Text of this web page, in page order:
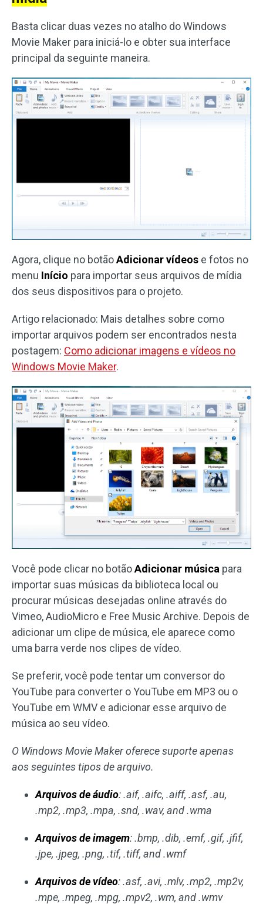
Basta clicar duas vezes no atalho do Windows
Movie Maker para iniciá-lo e obter sua interface
principal da seguinte maneira.
Agora, clique no botãoAdicionar vídeos e fotos no
menu Início para importar seus arquivos de mídia
dos seus dispositivos para o projeto.
Artigo relacionado: Mais detalhes sobre como
importar arquivos podem ser encontrados nesta
postagem: Como adicionar imagens e vídeos no
Windows Movie Maker.
Você pode clicar no botãoAdicionar música para
importar suas músicas da biblioteca local ou
procurar músicas desejadas online através do
Vimeo, AudioMicro e Free Music Archive. Depois de
adicionar um clipe de música, ele aparece como
uma barra verde nos clipes de vídeo.
Se preferir, você pode tentar um conversor do
YouTube para converter o YouTube em MP3 ou o
YouTube em WMV e adicionar esse arquivo de
música ao seu vídeo.
O Windows Movie Maker oferece suporte apenas
aos seguintes tipos de arquivo.
Arquivos de áudio: .aif, .aifc, .aiff, .asf, .au,
.mp2, .mp3, .mpa, .snd, .wav, and .wma
Arquivos de imagem: .bmp, .dib, .emf, .gif, .jfif,
.jpe, .jpeg, .png, .tif, .tiff, and .wmf
Arquivos de vídeo: .asf, .avi, .mlv, .mp2, .mp2v,
.mpe, .mpeg, .mpg, .mpv2, .wm, and .wmv